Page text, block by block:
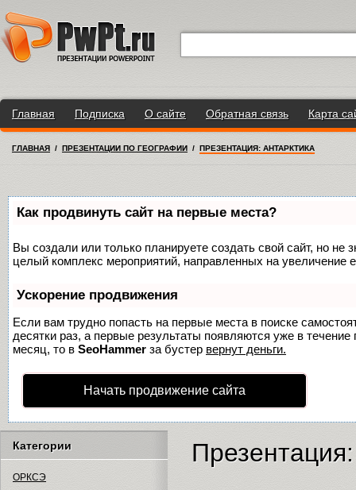
Главная Подписка О сайте Обратная связь Карта
ГЛАВНАЯ / ПРЕЗЕНТАЦИИ ПО ГЕОГРАФИИ / ПРЕЗЕНТАЦИЯ: АНТАРКТИКА
Как продвинуть сайт на первые места?
Вы создали или только планируете создать свой сайт, но не
целый комплекс мероприятий, направленных на увеличение
Ускорение продвижения
Если вам трудно попасть на первые места в поиске
десятки раз, а первые результаты появляются уже в
месяц, то в SeoHammer за бустер вернут деньги.
Начать продвижение сайта
Категории
ОРКСЭ